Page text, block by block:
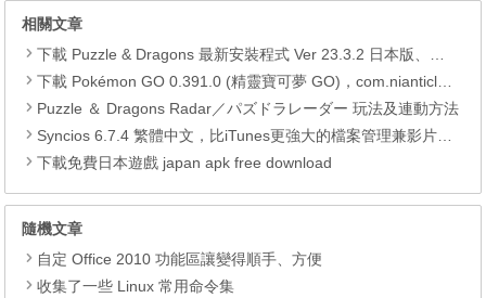
相關文章
下載 Puzzle & Dragons 最新安裝程式 Ver 23.3.2 日本版、港台版… (PAD Radar) (.apk) (.xapk)
下載 Pokémon GO 0.391.0 (精靈寶可夢 GO)，com.nianticlabs.pokemongo (.apk) (.xapk)
Puzzle ＆ Dragons Radar／パズドラレーダー 玩法及連動方法
Syncios 6.7.4 繁體中文，比iTunes更強大的檔案管理兼影片轉檔工具
下載免費日本遊戲 japan apk free download
隨機文章
自定 Office 2010 功能區讓變得順手、方便
收集了一些 Linux 常用命令集